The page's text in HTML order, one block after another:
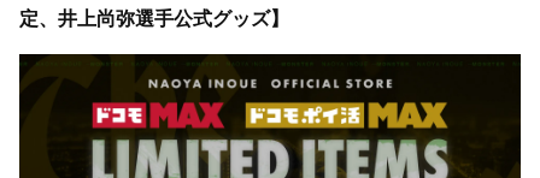
定、井上尚弥選手公式グッズ】